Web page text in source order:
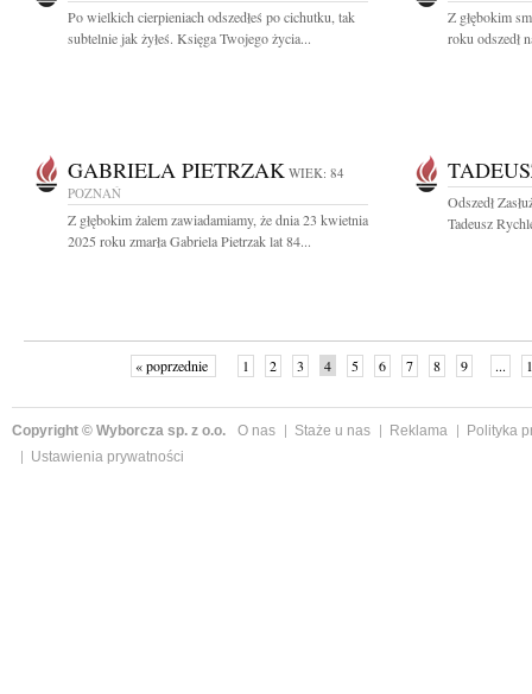
Po wielkich cierpieniach odszedłeś po cichutku, tak
subtelnie jak żyłeś. Księga Twojego życia...
Z głębokim
roku odszedł
GABRIELA PIETRZAK WIEK: 84
POZNAŃ
Z głębokim żalem zawiadamiamy, że dnia 23 kwietnia
2025 roku zmarła Gabriela Pietrzak lat 84...
Odszedł
Tadeusz
« poprzednie 1 2 3 4 5 6 7 8 9 ...
Copyright © Wyborcza sp. z o.o. O nas Staże u nas Reklama
Polityka
Ustawienia prywatności